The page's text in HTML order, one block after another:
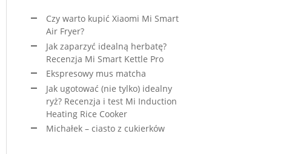
Czy warto kupić Xiaomi Mi Smart
Air Fryer?
Jak zaparzyć idealną herbatę?
Recenzja Mi Smart Kettle Pro
Ekspresowy mus matcha
Jak ugotować (nie tylko) idealny
ryż? Recenzja i test Mi Induction
Heating Rice Cooker
Michałek – ciasto z cukierków